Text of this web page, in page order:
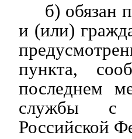
б) обязан
и (или)
пункта,
последнем
службы с
Российской